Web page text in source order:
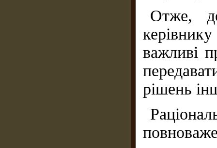
Отже,
важливі
рішень